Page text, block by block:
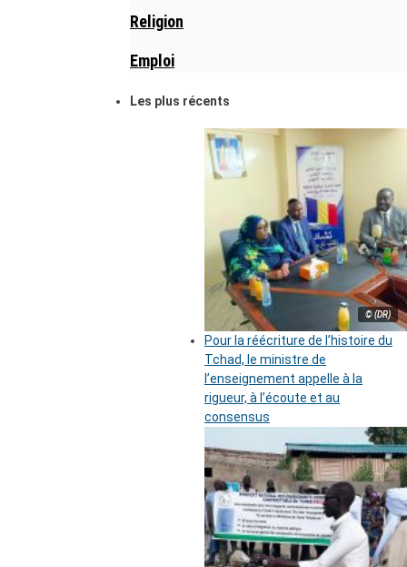
Religion
Emploi
Les plus récents
© (DR)
Pour la réécriture de l’histoire du
Tchad, le ministre de
l’enseignement appelle à la
rigueur, à l’écoute et au
consensus